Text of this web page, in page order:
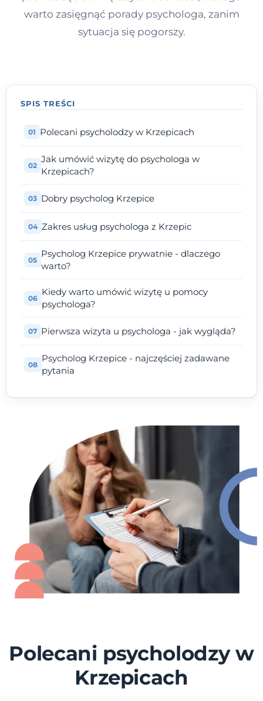
warto zasięgnąć porady psychologa, zanim
sytuacja się pogorszy.
SPIS TREŚCI
Polecani psycholodzy w Krzepicach
Jak umówić wizytę do psychologa w
Krzepicach?
Dobry psycholog Krzepice
Zakres usług psychologa z Krzepic
Psycholog Krzepice prywatnie - dlaczego
warto?
Kiedy warto umówić wizytę u pomocy
psychologa?
Pierwsza wizyta u psychologa - jak wygląda?
Psycholog Krzepice - najczęściej zadawane
pytania
Polecani psycholodzy w
Krzepicach